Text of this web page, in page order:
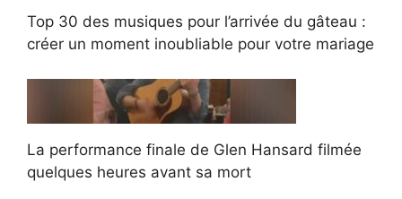
Top 30 des musiques pour l’arrivée du gâteau :
créer un moment inoubliable pour votre mariage
La performance finale de Glen Hansard filmée
quelques heures avant sa mort